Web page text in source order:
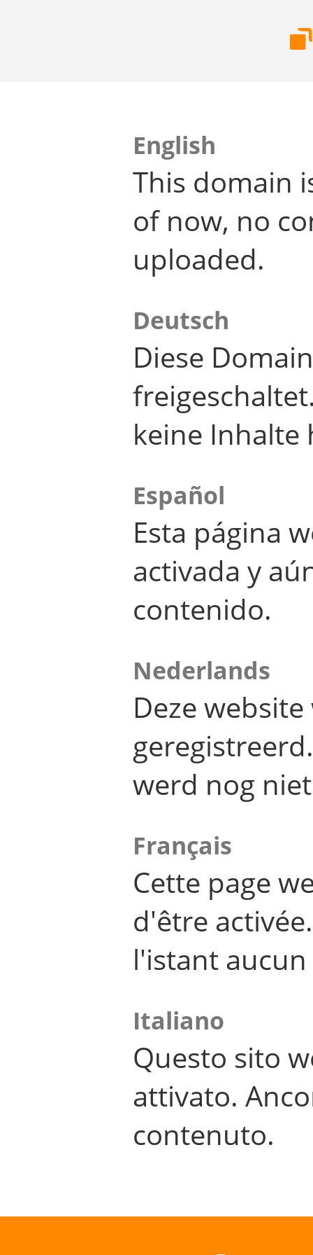
English
This domain
of now, no
uploaded.
Deutsch
Diese
keine Inhalte
Español
Esta página
activada y
contenido.
Nederlands
Deze
werd nog
Français
Cette page
d'être
l'istant
Italiano
Questo sito
attivato.
contenuto.